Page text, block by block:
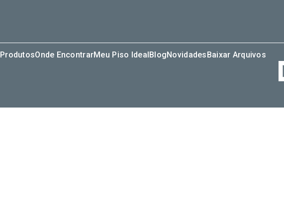
ProdutosOnde EncontrarMeu Piso IdealBlogNovidadesBaixar Arquivos